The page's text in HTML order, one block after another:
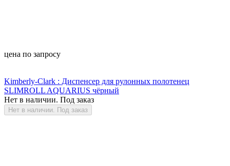
цена по запросу
Kimberly-Clark : Диспенсер для рулонных полотенец
SLIMROLL AQUARIUS чёрный
Нет в наличии. Под заказ
Нет в наличии. Под заказ